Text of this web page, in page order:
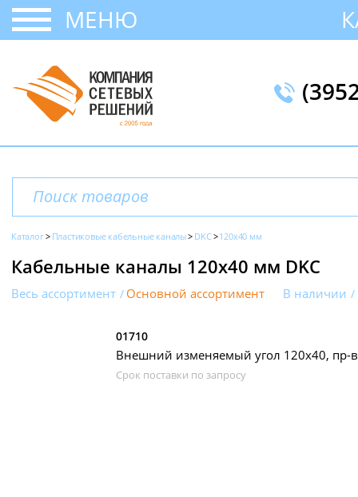
МЕНЮ
Каталог Пластиковые кабельные каналы DKC 120х40 мм
Кабельные каналы 120х40 мм DKC
Весь ассортимент Основной ассортимент В наличии
01710
Внешний изменяемый угол 120х40, пр-
Срок поставки по запросу